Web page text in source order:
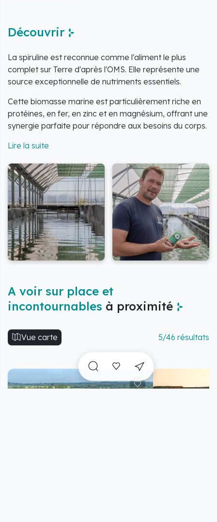
Découvrir
La spiruline est reconnue comme l'aliment le plus
complet sur Terre d'après l'OMS. Elle représente une
source exceptionnelle de nutriments essentiels.
Cette biomasse marine est particulièrement riche en
protéines, en fer, en zinc et en magnésium, offrant une
synergie parfaite pour répondre aux besoins du corps.
Elle convient à une large gamme de personnes, y
végétariens, cherchant une alimentation riche et
équilibrée.
Venez découvrir l'incroyable exploitation et les secrets
de sa culture au sein de la ferme aquacole de spiruline.
Explorez les méthodes d'élevage et la richesse
nutritionnelle de ce trésor marin.
A voir sur place et
incontournables à proximité
Vue carte 5/46 résultats